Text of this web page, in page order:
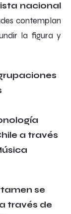
nacional
contemplan
la figura y
a través
se
través de